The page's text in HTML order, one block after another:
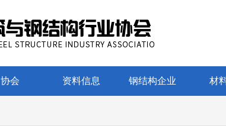
协会 资料信息 钢结构企业 材